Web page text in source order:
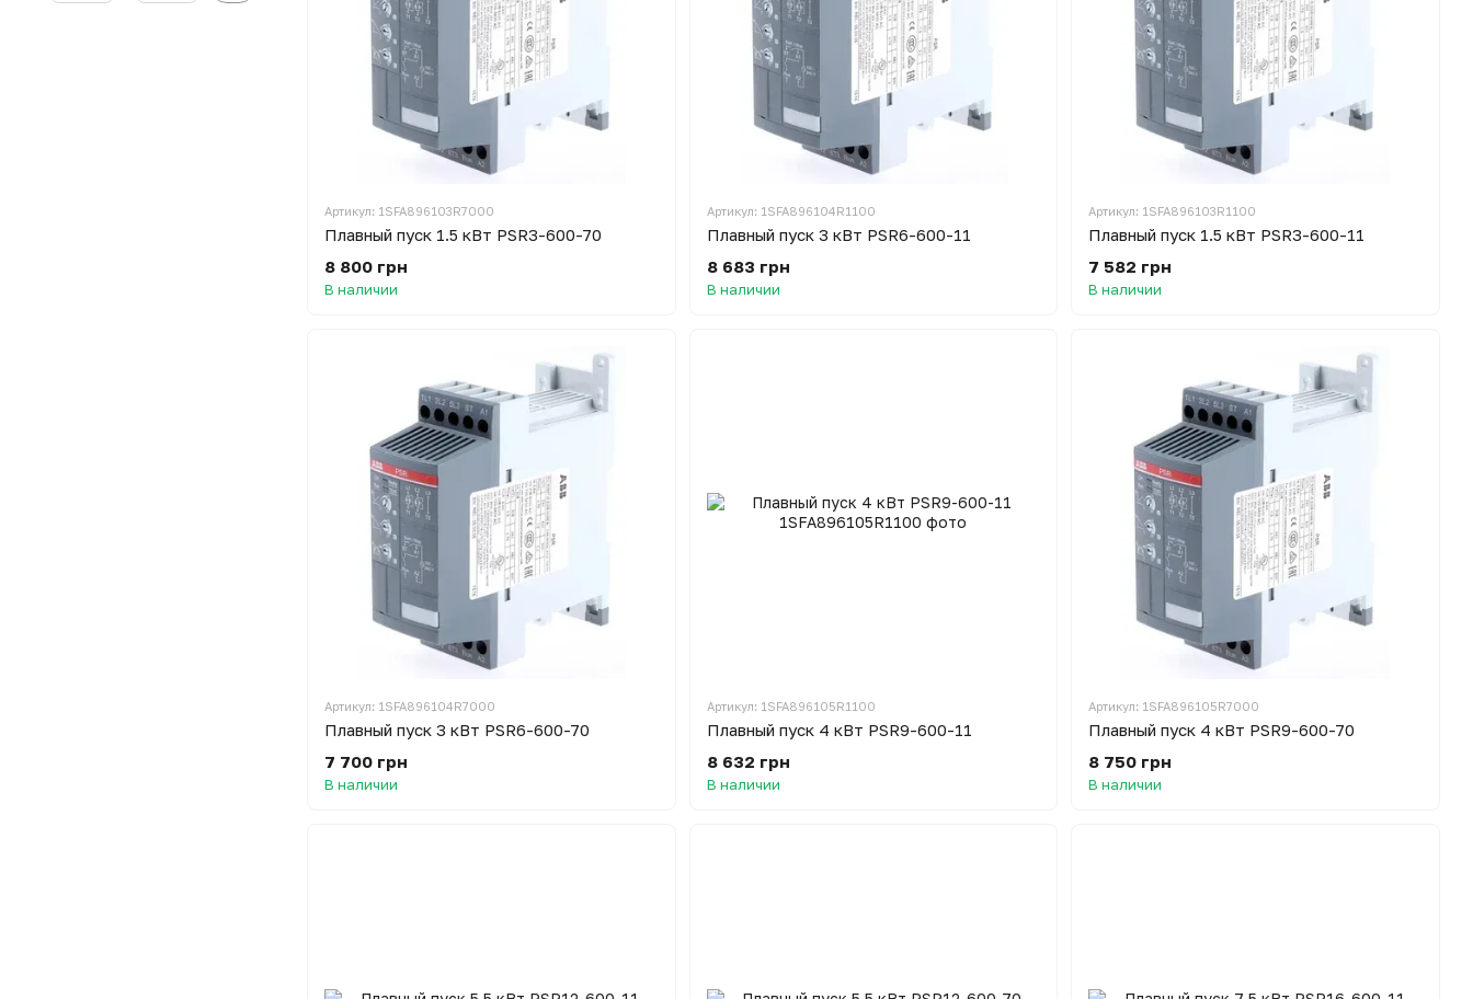
Артикул: 1SFA896103R7000
Плавный пуск 1.5 кВт PSR3-600-70
8 800 грн
В наличии
Артикул: 1SFA896104R1100
Плавный пуск 3 кВт PSR6-600-11
8 683 грн
В наличии
Артикул: 1SFA896103R1100
Плавный пуск 1.5 кВт PSR3-600-11
7 582 грн
В наличии
Артикул: 1SFA896104R7000
Плавный пуск 3 кВт PSR6-600-70
7 700 грн
В наличии
Артикул: 1SFA896105R1100
Плавный пуск 4 кВт PSR9-600-11
8 632 грн
В наличии
Артикул: 1SFA896105R7000
Плавный пуск 4 кВт PSR9-600-70
8 750 грн
В наличии